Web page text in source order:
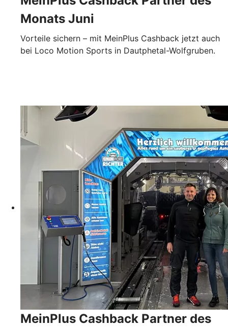
Monats Juni
Vorteile sichern – mit MeinPlus Cashback jetzt auch
bei Loco Motion Sports in Dautphetal-Wolfgruben.
MeinPlus Cashback Partner des